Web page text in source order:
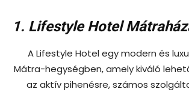
1. Lifestyle Hotel
A Lifestyle Hotel egy modern és
Mátra-hegységben, amely kiváló
az aktív pihenésre, számos